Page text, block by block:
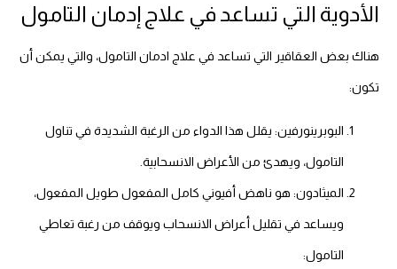
الأدوية التي تساعد في علاج إدمان التامول
هناك بعض العقاقير التي تساعد في علاج ادمان التامول، والتي يمكن أن
تكون:
البوبرينورفين: يقلل هذا الدواء من الرغبة الشديدة في تناول
التامول، ويهدئ من الأعراض الانسحابية.
الميثادون: هو ناهض أفيوني كامل المفعول طويل المفعول،
ويساعد في تقليل أعراض الانسحاب ويوقف من رغبة تعاطي
التامول: